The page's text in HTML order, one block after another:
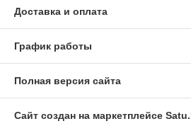
Доставка и оплата
График работы
Полная версия сайта
Сайт создан на маркетплейсе